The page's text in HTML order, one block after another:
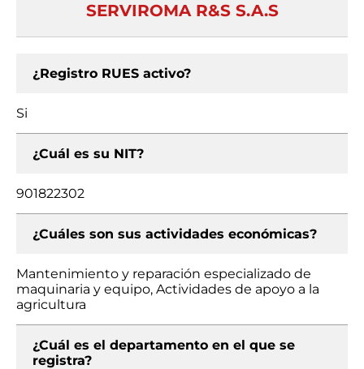
SERVIROMA R&S S.A.S
¿Registro RUES activo?
Si
¿Cuál es su NIT?
901822302
¿Cuáles son sus actividades económicas?
Mantenimiento y reparación especializado de
maquinaria y equipo, Actividades de apoyo a la
agricultura
¿Cuál es el departamento en el que se
registra?